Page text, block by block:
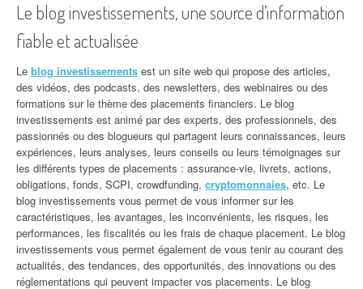
Le blog investissements, une source d’information
fiable et actualisée
Le blog investissements est un site web qui propose des articles,
des vidéos, des podcasts, des newsletters, des webinaires ou des
formations sur le thème des placements financiers. Le blog
investissements est animé par des experts, des professionnels, des
passionnés ou des blogueurs qui partagent leurs connaissances, leurs
expériences, leurs analyses, leurs conseils ou leurs témoignages sur
les différents types de placements : assurance-vie, livrets, actions,
obligations, fonds, SCPI, crowdfunding, cryptomonnaies, etc. Le
blog investissements vous permet de vous informer sur les
caractéristiques, les avantages, les inconvénients, les risques, les
performances, les fiscalités ou les frais de chaque placement. Le blog
investissements vous permet également de vous tenir au courant des
actualités, des tendances, des opportunités, des innovations ou des
réglementations qui peuvent impacter vos placements. Le blog